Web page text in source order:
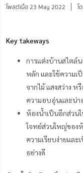
โพสต์เมื่อ 23 May 2022 โ
Key takeways
การแต่งบ้านสไตล์น
หลัก และใช้ความเ
จากไม้ แสงสว่าง
ความอบอุ่นและน่า
ห้องน้ำเป็นอีกส่วน
โจทย์ส่วนใหญ่ของ
ความเรียบง่ายแล
อย่างดี